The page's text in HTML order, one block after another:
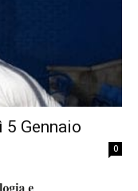
5 Gennaio
0